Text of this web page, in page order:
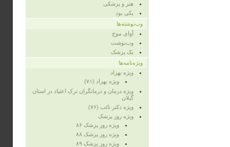
هنر و پزشکی
یکی بود
وب‌نوشته‌ها
آوای موج
وب‌نوشت
یک پزشک
ویژه‌نامه‌ها
ویژه‌ بهزاد
ویژه‌ بهزاد (۷۱)
ویژه‌ درمان و درمانگران ترک اعتیاد در استان
گیلان
ویژه‌ دکتر تائب (۷۶)
ویژه‌ روز پزشک
ویژه روز پزشک ۸۶
ویژه‌ روز پزشک ۸۸
ویژه‌ روز پزشک ۸۹